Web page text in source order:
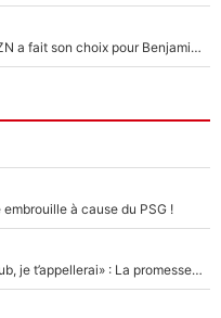
La Liga sur beIN Sports c’est terminé, DAZN a fait son choix pour Benjamin Da Silva et Omar Da Fonseca !
à cause du PSG !
Mercato - OM - «Dès que je prends un club, je t’appellerai» : La promesse de Marcelino au moment de claquer la porte